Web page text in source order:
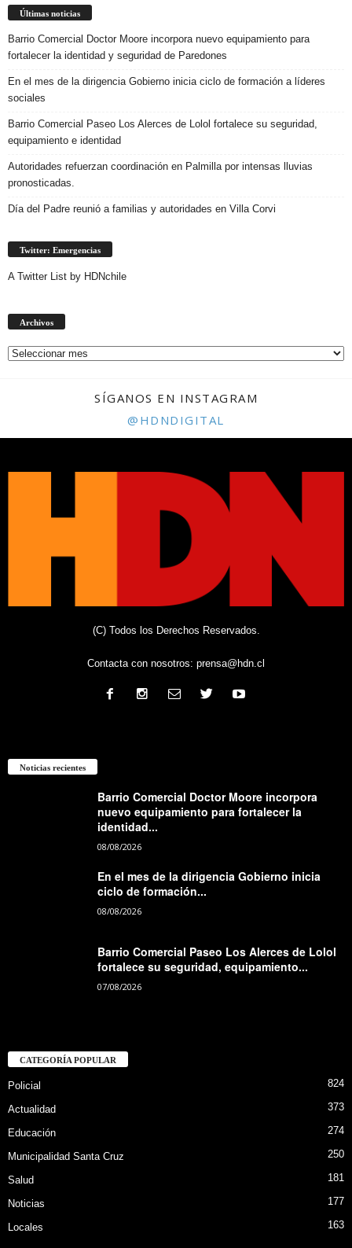
Últimas noticias
Barrio Comercial Doctor Moore incorpora nuevo equipamiento para
fortalecer la identidad y seguridad de Paredones
En el mes de la dirigencia Gobierno inicia ciclo de formación a líderes
sociales
Barrio Comercial Paseo Los Alerces de Lolol fortalece su seguridad,
equipamiento e identidad
Autoridades refuerzan coordinación en Palmilla por intensas lluvias
pronosticadas.
Día del Padre reunió a familias y autoridades en Villa Corvi
Twitter: Emergencias
A Twitter List by HDNchile
Archivos
SÍGANOS EN INSTAGRAM
@HDNDIGITAL
(C) Todos los Derechos Reservados.
Contacta con nosotros: prensa@hdn.cl
Noticias recientes
Barrio Comercial Doctor Moore incorpora
nuevo equipamiento para fortalecer la
identidad...
08/08/2026
En el mes de la dirigencia Gobierno inicia
ciclo de formación...
08/08/2026
Barrio Comercial Paseo Los Alerces de Lolol
fortalece su seguridad, equipamiento...
07/08/2026
CATEGORÍA POPULAR
Policial 824
Actualidad 373
Educación 274
Municipalidad Santa Cruz 250
Salud 181
Noticias 177
Locales 163